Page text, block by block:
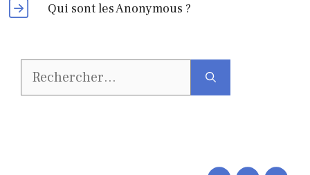
Qui sont les Anonymous ?
Rechercher :